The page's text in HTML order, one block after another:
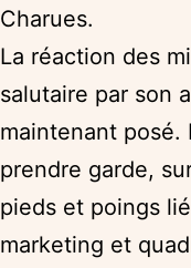
Charues.
La réaction des
salutaire par son
maintenant posé.
prendre garde,
pieds et poings
marketing et